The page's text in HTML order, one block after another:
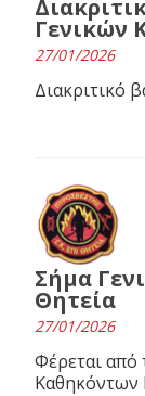
Γενικών
27/01/2026
Διακριτικό
Σήμα
Θητεία
27/01/2026
Φέρεται από
Καθηκόντων